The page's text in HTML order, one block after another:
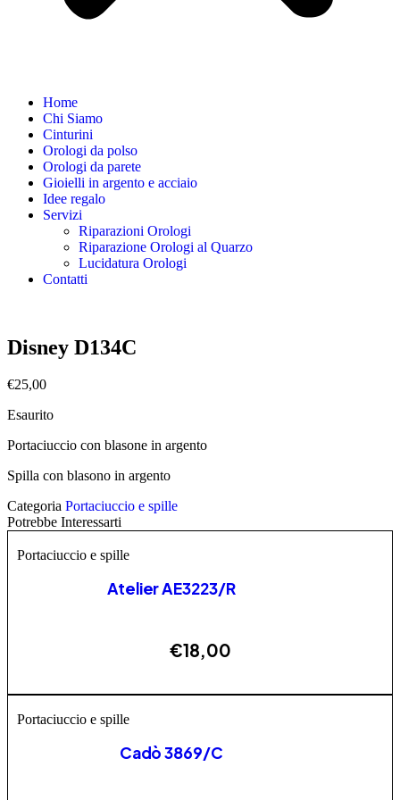
Home
Chi Siamo
Cinturini
Orologi da polso
Orologi da parete
Gioielli in argento e acciaio
Idee regalo
Servizi
Riparazioni Orologi
Riparazione Orologi al Quarzo
Lucidatura Orologi
Contatti
Disney D134C
€25,00
Esaurito
Portaciuccio con blasone in argento
Spilla con blasono in argento
Categoria Portaciuccio e spille
Potrebbe Interessarti
Portaciuccio e spille
Atelier AE3223/R
€18,00
Portaciuccio e spille
Cadò 3869/C